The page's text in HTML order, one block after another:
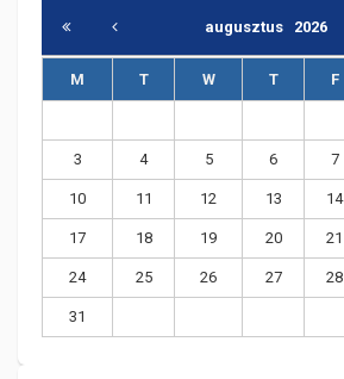
augusztus 2026
M T W T F
3 4 5 6 7
10 11 12 13 14
17 18 19 20 21
24 25 26 27 28
31